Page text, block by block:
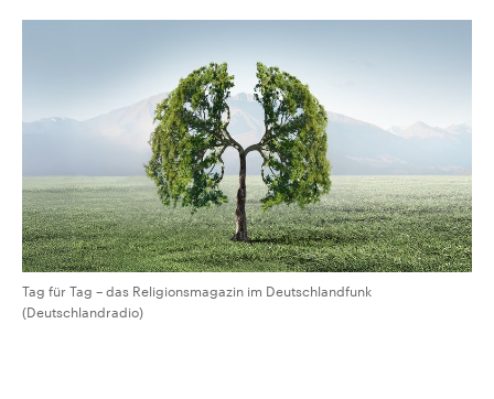
und Hintergründe zu den Parteien
und Kandidaten der anstehenden
Programm Podcasts
Audio-Archiv
Tag für Tag – das Religionsmagazin im Deutschlandfunk
(Deutschlandradio)